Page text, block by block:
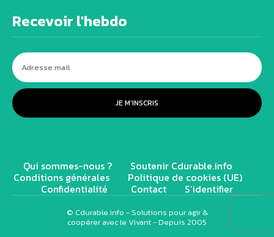
Recevoir l'hebdo
JE M'INSCRIS
Qui sommes-nous ? Soutenir Cdurable.info
Conditions générales Politique de cookies (UE)
Confidentialité Contact S’identifier
© Cdurable.info - Solutions pour agir &
coopérer avec le Vivant - Depuis 2005